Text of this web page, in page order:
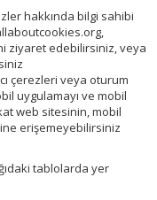
hakkında bilgi sahibi
ziyaret edebilirsiniz, veya
çerezleri veya oturum
uygulamayı ve mobil
web sitesinin, mobil
erişemeyebilirsiniz
tablolarda yer